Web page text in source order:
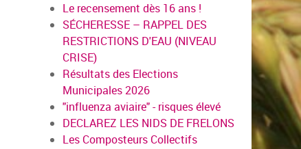
Le recensement dès 16 ans !
SÉCHERESSE – RAPPEL DES
RESTRICTIONS D'EAU (NIVEAU
CRISE)
Résultats des Elections
Municipales 2026
"influenza aviaire" - risques élevé
DECLAREZ LES NIDS DE FRELONS
Les Composteurs Collectifs